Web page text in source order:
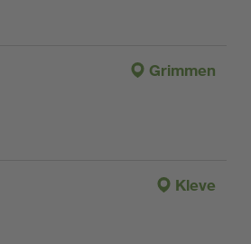
Grimmen
Kleve